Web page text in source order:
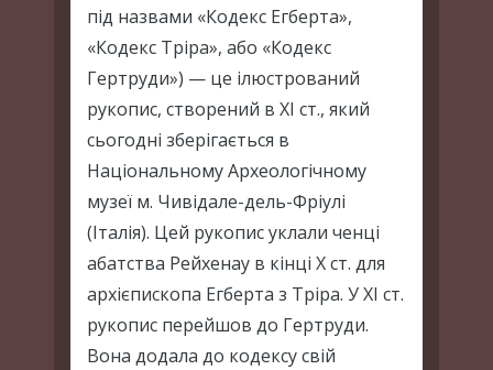
під назвами «Кодекс Егберта»,
«Кодекс Тріра», або «Кодекс
Гертруди») — це ілюстрований
рукопис, створений в ХІ ст., який
сьогодні зберігається в
Національному Археологічному
музеї м. Чивідале-дель-Фріулі
(Італія). Цей рукопис уклали ченці
абатства Рейхенау в кінці X ст. для
архієпископа Егберта з Тріра. У XI ст.
рукопис перейшов до Гертруди.
Вона додала до кодексу свій